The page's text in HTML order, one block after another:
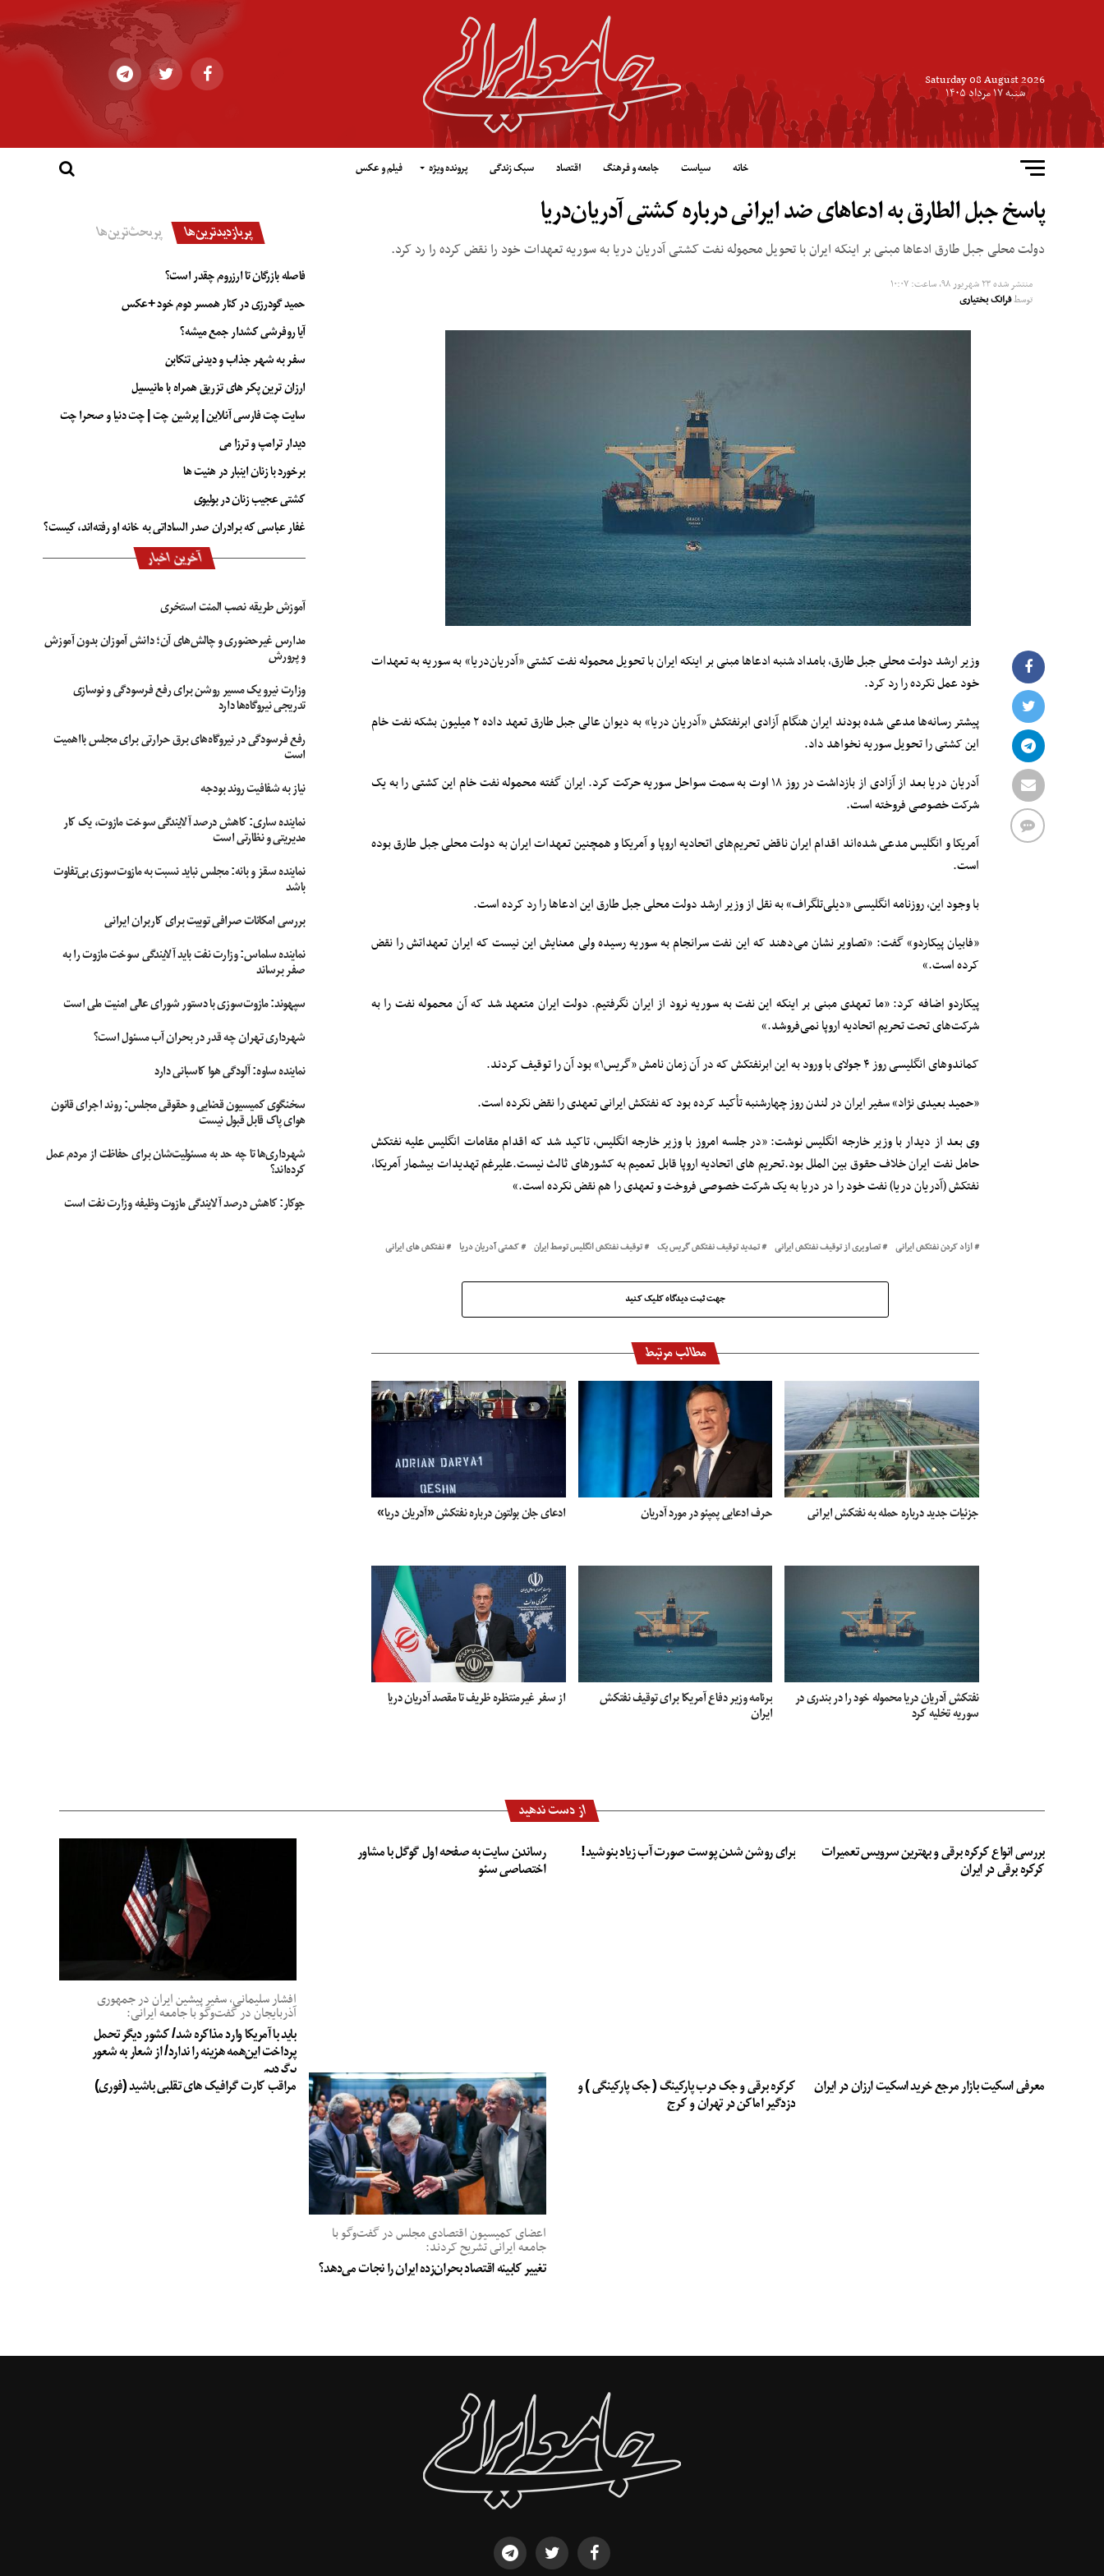
Saturday 08 August 2026
شنبه ۱۷ مرداد ۱۴۰۵
خانه سیاست جامعه و فرهنگ اقتصاد سبک زندگی پرونده ویژه فیلم و عکس
پاسخ جبل الطارق به ادعاهای ضد ایرانی درباره کشتی آدریان‌دریا
دولت محلی جبل طارق ادعاها مبنی بر اینکه ایران با تحویل محموله نفت کشتی آدریان‌ دریا به سوریه تعهدات خود را نقض کرده را رد کرد.
منتشر شده۲۳ شهریور ۹۸, ساعت: ۱۰:۰۷
توسطفرانک بختیاری
وزیر ارشد دولت محلی جبل طارق، بامداد شنبه ادعاها مبنی بر اینکه ایران با تحویل محموله نفت کشتی «آدریان‌دریا» به سوریه به تعهدات
خود عمل نکرده را رد کرد.
پیشتر رسانه‌ها مدعی شده بودند ایران هنگام آزادی ابرنفتکش «آدریان‌ دریا» به دیوان عالی جبل طارق تعهد داده ۲ میلیون بشکه نفت خام
این کشتی را تحویل سوریه نخواهد داد.
آدریان دریا بعد از آزادی از بازداشت در روز ۱۸ اوت به سمت سواحل سوریه حرکت کرد. ایران گفته محموله نفت خام این کشتی را به یک
شرکت خصوصی فروخته است.
آمریکا و انگلیس مدعی شده‌اند اقدام ایران ناقض تحریم‌های اتحادیه اروپا و آمریکا و همچنین تعهدات ایران به دولت محلی جبل طارق بوده
است.
با وجود این، روزنامه انگلیسی «دیلی‌تلگراف» به نقل از وزیر ارشد دولت محلی جبل طارق این ادعاها را رد کرده است.
«فابیان پیکاردو» گفت: «تصاویر نشان می‌دهند که این نفت سرانجام به سوریه رسیده ولی معنایش این نیست که ایران تعهداتش را نقض
کرده است.»
پیکاردو اضافه کرد: «ما تعهدی مبنی بر اینکه این نفت به سوریه نرود از ایران نگرفتیم. دولت ایران متعهد شد که آن محموله نفت را به
شرکت‌های تحت تحریم اتحادیه اروپا نمی‌فروشد.»
کماندوهای انگلیسی روز ۴ جولای با ورود به این ابرنفتکش که در آن زمان نامش «گریس‌۱» بود آن را توقیف کردند.
«حمید بعیدی نژاد» سفیر ایران در لندن روز چهارشنبه تأکید کرده بود که نفتکش ایرانی تعهدی را نقض نکرده است.
وی بعد از دیدار با وزیر خارجه انگلیس نوشت: «در جلسه امروز با وزیر خارجه انگلیس، تاکید شد که اقدام مقامات انگلیس علیه نفتکش
حامل نفت ایران خلاف حقوق بین الملل بود.تحریم های اتحادیه اروپا قابل تعمیم به کشورهای ثالث نیست.علیرغم تهدیدات بیشمار آمریکا،
نفتکش (آدریان دریا) نفت خود را در دریا به یک ‌شرکت خصوصی فروخت و تعهدی را هم نقض نکرده است.»
ازاد کردن نفتکش ایرانی تصاویری از توقیف نفتکش ایرانی تمدید توقیف نفتکش گریس یک توقیف نفتکش انگلیس توسط ایران کشتی آدریان دریا نفتکش های ایرانی
جهت ثبت دیدگاه کلیک کنید
مطالب مرتبط
جزئیات جدید درباره حمله به نفتکش ایرانی حرف ادعایی پمپئو در مورد آدریان ادعای جان بولتون درباره نفتکش «آدریان دریا»
نفتکش آدریان دریا محموله خود را در بندری در
سوریه تخلیه کرد
برنامه وزیر دفاع آمریکا برای توقیف نفتکش
ایران
از سفر غیرمنتظره ظریف تا مقصد آدریان دریا
پربازدیدترین‌ها پربحث‌ترین‌ها
فاصله بازرگان تا ارزروم چقدر است؟
حمید گودرزی در کنار همسر دوم خود +عکس
آیا روفرشی کشدار جمع میشه؟
سفر به شهر جذاب و دیدنی تنکابن
ارزان ترین پکر های تزریق همراه با مانیسیل
سایت چت فارسی آنلاین | پرشین چت | چت دنیا و صحرا چت
دیدار ترامپ و ترزا می
برخورد با زنان اینبار در هئیت ها
کشتی عجیب زنان در بولیوی
غفار عباسی که برادران صدر الساداتی به خانه او رفته‌اند، کیست؟
آخرین اخبار
آموزش طریقه نصب المنت استخری
مدارس غیرحضوری و چالش‌های آن؛ دانش آموزان بدون آموزش
و پرورش
وزارت نیرو یک مسیر روشن برای رفع فرسودگی و نوسازی
تدریجی نیروگاه‌ها دارد
رفع فرسودگی در نیروگاه‌های برق حرارتی برای مجلس بااهمیت
است
نیاز به شفافیت روند بودجه
نماینده ساری: کاهش درصد آلایندگی سوخت مازوت، یک کار
مدیریتی و نظارتی است
نماینده سقز و بانه: مجلس نباید نسبت به مازوت‌سوزی بی‌تفاوت
باشد
بررسی امکانات صرافی توبیت برای کاربران ایرانی
نماینده سلماس: وزارت نفت باید آلایندگی سوخت مازوت را به
صفر برساند
سپهوند:‌ مازوت‌سوزی با دستور شورای عالی امنیت ملی است
شهرداری تهران چه قدر در بحران آب مسئول است؟
نماینده ساوه: آلودگی هوا کاسبانی دارد
سخنگوی کمیسیون قضایی و حقوقی مجلس: روند اجرای قانون
هوای پاک قابل قبول نیست
شهرداری‌ها تا چه حد به مسئولیت‌شان برای حفاظت از مردم عمل
کرده‌اند؟
جوکار: کاهش درصد آلایندگی مازوت وظیفه وزارت نفت است
از دست ندهید
بررسی انواع کرکره برقی و بهترین سرویس تعمیرات
کرکره برقی در ایران
برای روشن شدن پوست صورت آب زیاد بنوشید!
رساندن سایت به صفحه اول گوگل با مشاور
اختصاصی سئو
افشار سلیمانی، سفیر پیشین ایران در جمهوری
آذربایجان در گفت‌وگو با جامعه ایرانی:
باید با آمریکا وارد مذاکره شد/ کشور دیگر تحمل
پرداخت این‌همه هزینه را ندارد/ از شعار به شعور
برگردیم
معرفی اسکیت بازار مرجع خرید اسکیت ارزان در ایران
کرکره برقی و جک درب پارکینگ ( جک پارکینگی ) و
دزدگیر اماکن در تهران و کرج
اعضای کمیسیون اقتصادی مجلس در گفت‌وگو با
جامعه ایرانی تشریح کردند:
تغییر کابینه اقتصاد بحران‌زده ایران را نجات می‌دهد؟
مراقب کارت گرافیک های تقلبی باشید (فوری)